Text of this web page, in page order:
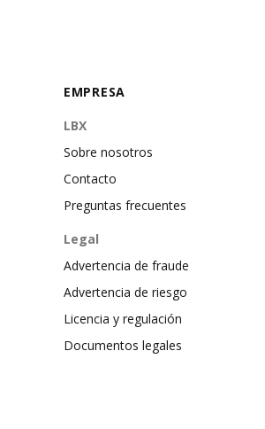
EMPRESA
LBX
Sobre nosotros
Contacto
Preguntas frecuentes
Legal
Advertencia de fraude
Advertencia de riesgo
Licencia y regulación
Documentos legales